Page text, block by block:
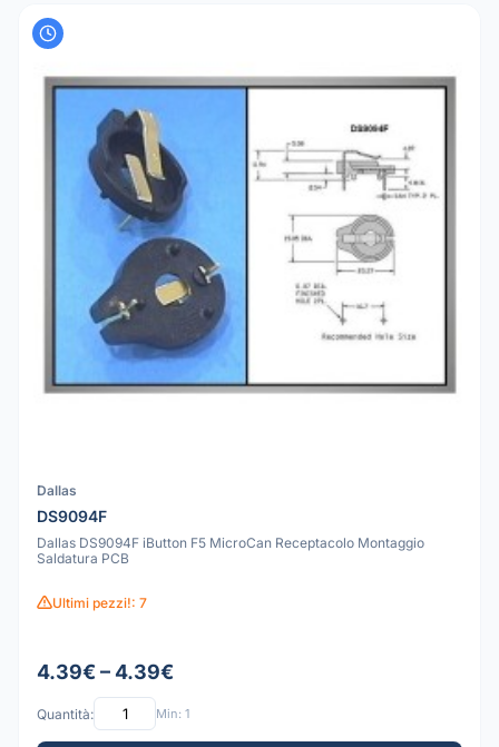
Dallas
DS9094F
Dallas DS9094F iButton F5 MicroCan Receptacolo Montaggio
Saldatura PCB
Ultimi pezzi!: 7
4.39€ – 4.39€
Quantità: Min: 1